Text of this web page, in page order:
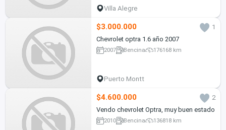
Villa Alegre
$3.000.000
1
Chevrolet optra 1.6 año 2007
2007 Bencina 176168 km
Puerto Montt
$4.600.000
2
Vendo chevrolet Optra, muy buen estado
2010 Bencina 136818 km